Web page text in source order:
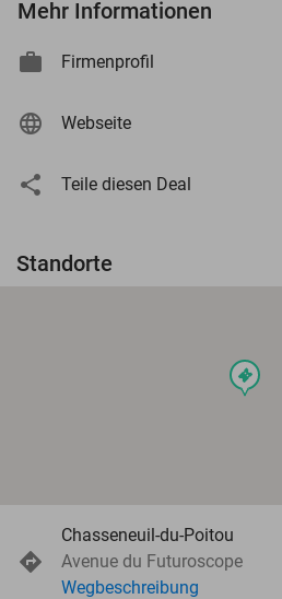
Mehr Informationen
Firmenprofil
Webseite
Teile diesen Deal
Standorte
events
Chasseneuil-du-Poitou
Avenue du Futuroscope
Wegbeschreibung